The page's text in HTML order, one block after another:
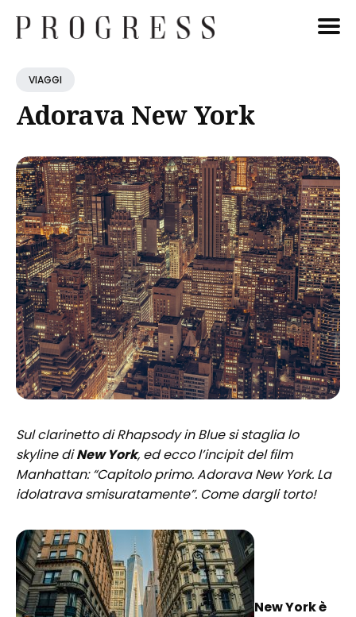
Cerca
VIAGGI
Adorava New York
Sul clarinetto di Rhapsody in Blue si staglia lo
skyline diNew York, ed ecco l’incipit del film
Manhattan: “Capitolo primo. Adorava New York. La
idolatrava smisuratamente”. Come dargli torto!
New York è